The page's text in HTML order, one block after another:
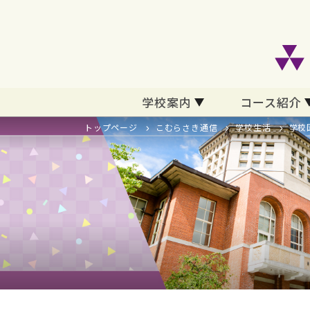
学校案内 コース紹介
トップページ こむらさき通信 学校生活 学校